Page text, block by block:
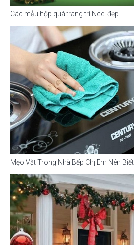
Các mẫu hộp quà trang trí Noel đẹp
Mẹo Vặt Trong Nhà Bếp Chị Em Nên Biết